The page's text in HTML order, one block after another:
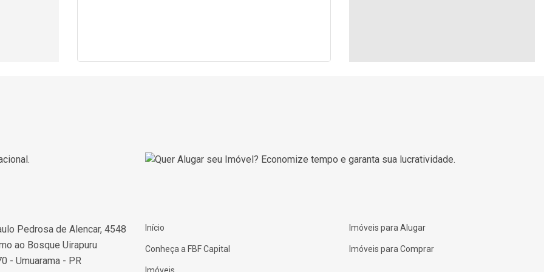
Pedrosa de Alencar, 4548
ao Bosque Uirapuru
- Umuarama - PR
Início
Conheça a FBF Capital
Imóveis
Imóveis para Alugar
Imóveis para Comprar